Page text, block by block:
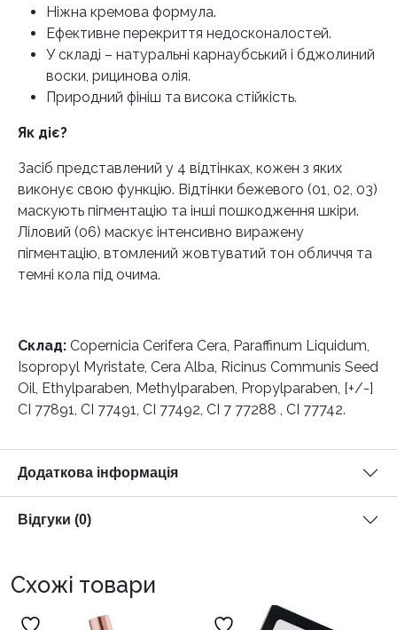
Ніжна кремова формула.
Ефективне перекриття недосконалостей.
У складі – натуральні карнаубський і бджолиний
воски, рицинова олія.
Природний фініш та висока стійкість.
Як діє?
Засіб представлений у 4 відтінках, кожен з яких
виконує свою функцію. Відтінки бежевого (01, 02, 03)
маскують пігментацію та інші пошкодження шкіри.
Ліловий (06) маскує інтенсивно виражену
пігментацію, втомлений жовтуватий тон обличчя та
темні кола під очима.
Склад: Copernicia Cerifera Cera, Paraffinum Liquidum,
Isopropyl Myristate, Cera Alba, Ricinus Communis Seed
Oil, Ethylparaben, Methylparaben, Propylparaben, [+/-]
CI 77891, CI 77491, CI 77492, CI 7 77288 , CI 77742.
Додаткова інформація
Відгуки (0)
Схожі товари